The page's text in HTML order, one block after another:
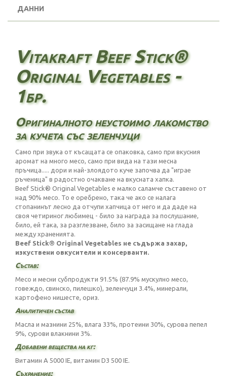
ДАННИ
Vitakraft Beef Stick®
Original Vegetables -
1бр.
Оригиналното неустоимо лакомство
за кучета със зеленчуци
Само при звука от късащата се опаковка, само при вкусния
аромат на много месо, само при вида на тази месна
пръчица..... дори и най-злоядото куче започва да "играе
ръченица" в радостно очакване на вкусната хапка.
Beef Stick® Original Vegetables е малко саламче съставено от
над 90% месо. То е оребрено, така че ако се налага
стопанинът лесно да отчупи хапчица от него и да даде на
своя четириног любимец - било за награда за послушание,
било, ей така, за разглезване, било за засищане на глада
между храненията.
Beef Stick® Original Vegetables не съдържа захар,
изкуствени овкусители и консерванти.
Състав:
Месо и месни субпродукти 91.5% (87.9% мускулно месо,
говеждо, свинско, пилешко), зеленчуци 3.4%, минерали,
картофено нишесте, ориз.
Аналитичен състав
Масла и мазнини 25%, влага 33%, протеини 30%, сурова пепел
9%, сурови влакнини 3%.
Добавени вещества на кг:
Витамин A 5000 IE, витамин D3 500 IE.
Съхранение: